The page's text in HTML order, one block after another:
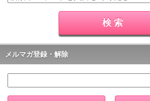
メルマガ登録・解除